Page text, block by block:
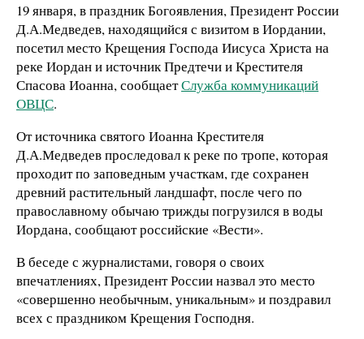
19 января, в праздник Богоявления, Президент России
Д.А.Медведев, находящийся с визитом в Иордании,
посетил место Крещения Господа Иисуса Христа на
реке Иордан и источник Предтечи и Крестителя
Спасова Иоанна, сообщаетСлужба коммуникаций
ОВЦС.
От источника святого Иоанна Крестителя
Д.А.Медведев проследовал к реке по тропе, которая
проходит по заповедным участкам, где сохранен
древний растительный ландшафт, после чего по
православному обычаю трижды погрузился в воды
Иордана, сообщают российские «Вести».
В беседе с журналистами, говоря о своих
впечатлениях, Президент России назвал это место
«совершенно необычным, уникальным» и поздравил
всех с праздником Крещения Господня.